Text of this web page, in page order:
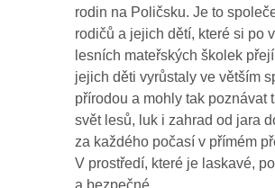
rodin na Poličsku. Je to
rodičů a jejich dětí, které si po
lesních mateřských školek
jejich děti vyrůstaly ve větším
přírodou a mohly tak poznávat
svět lesů, luk i zahrad od jara
za každého počasí v přímém
V prostředí, které je laskavé,
a bezpečné.